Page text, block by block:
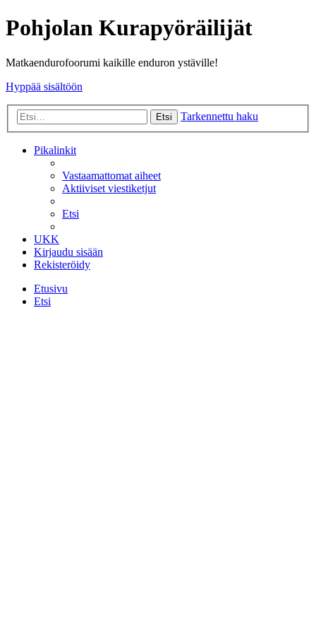
Pohjolan Kurapyöräilijät
Matkaendurofoorumi kaikille enduron ystäville!
Hyppää sisältöön
Etsi Tarkennettu haku
Pikalinkit
Vastaamattomat aiheet
Aktiiviset viestiketjut
Etsi
UKK
Kirjaudu sisään
Rekisteröidy
Etusivu
Etsi